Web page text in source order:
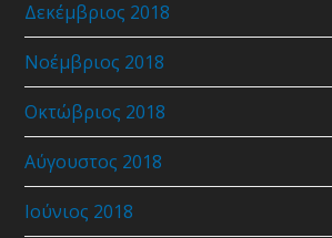
Δεκέμβριος 2018
Νοέμβριος 2018
Οκτώβριος 2018
Αύγουστος 2018
Ιούνιος 2018